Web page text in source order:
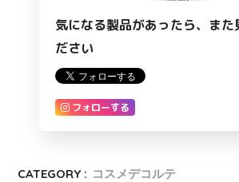
気になる製品があったら、また
ださい
フォローする
CATEGORY : コスメデコルテ